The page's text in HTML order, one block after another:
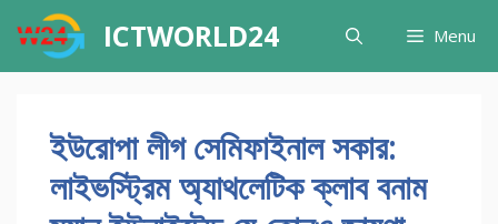
content
ICTWORLD24 Menu
ইউরোপা লীগ সেমিফাইনাল সকার:
লাইভস্ট্রিম অ্যাথলেটিক ক্লাব বনাম